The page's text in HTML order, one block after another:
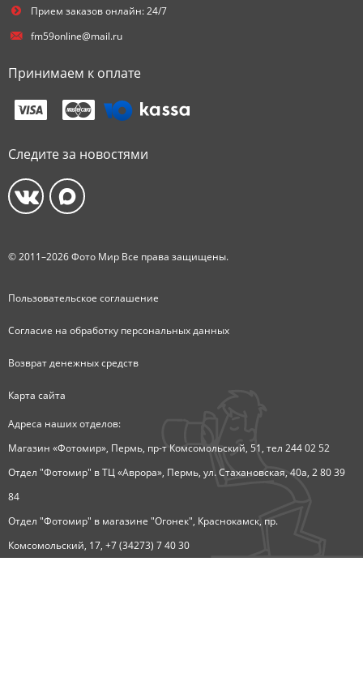
Прием заказов онлайн: 24/7
fm59online@mail.ru
Принимаем к оплате
Следите за новостями
© 2011–2026 Фото Мир Все права защищены.
Пользовательское соглашение
Согласие на обработку персональных данных
Возврат денежных средств
Карта сайта
Адреса наших отделов:
Магазин «Фотомир», Пермь, пр-т Комсомольский, 51, тел 244 02 52
Отдел "Фотомир" в ТЦ «Аврора», Пермь, ул. Стахановская, 40а, 2 80 39
84
Отдел "Фотомир" в магазине "Огонек", Краснокамск, пр.
Комсомольский, 17, +7 (34273) 7 40 30